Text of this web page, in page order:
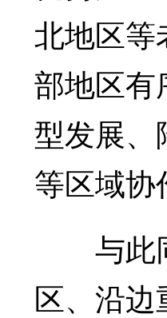
北地区等
部地区有
型发展、
等区域协
与此同
区、沿